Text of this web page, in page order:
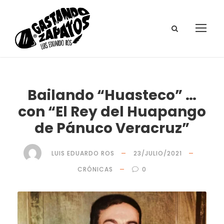
Bailando “Huasteco” …
con “El Rey del Huapango
de Pánuco Veracruz”
LUIS EDUARDO ROS
23/JULIO/2021
CRÓNICAS
0